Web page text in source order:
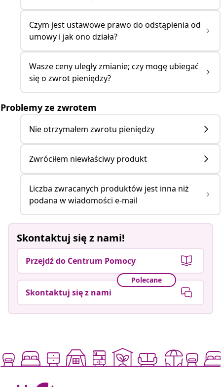
Czym jest ustawowe prawo do odstąpienia od
umowy i jak ono działa?
Wasze ceny uległy zmianie; czy mogę ubiegać
się o zwrot pieniędzy?
Problemy ze zwrotem
Nie otrzymałem zwrotu pieniędzy
Zwróciłem niewłaściwy produkt
Liczba zwracanych produktów jest inna niż
podana w wiadomości e-mail
Skontaktuj się z nami!
Przejdź do Centrum Pomocy
Polecane
Skontaktuj się z nami